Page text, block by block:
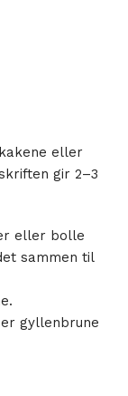
eller
gir 2–3
eller bolle
sammen til
gyllenbrune